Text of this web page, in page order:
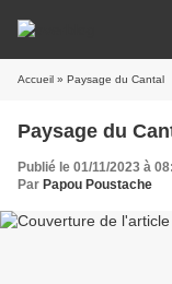
Accueil » Paysage du Cantal
Paysage du
Publié le 01/11/2023 à
Par Papou Poustache